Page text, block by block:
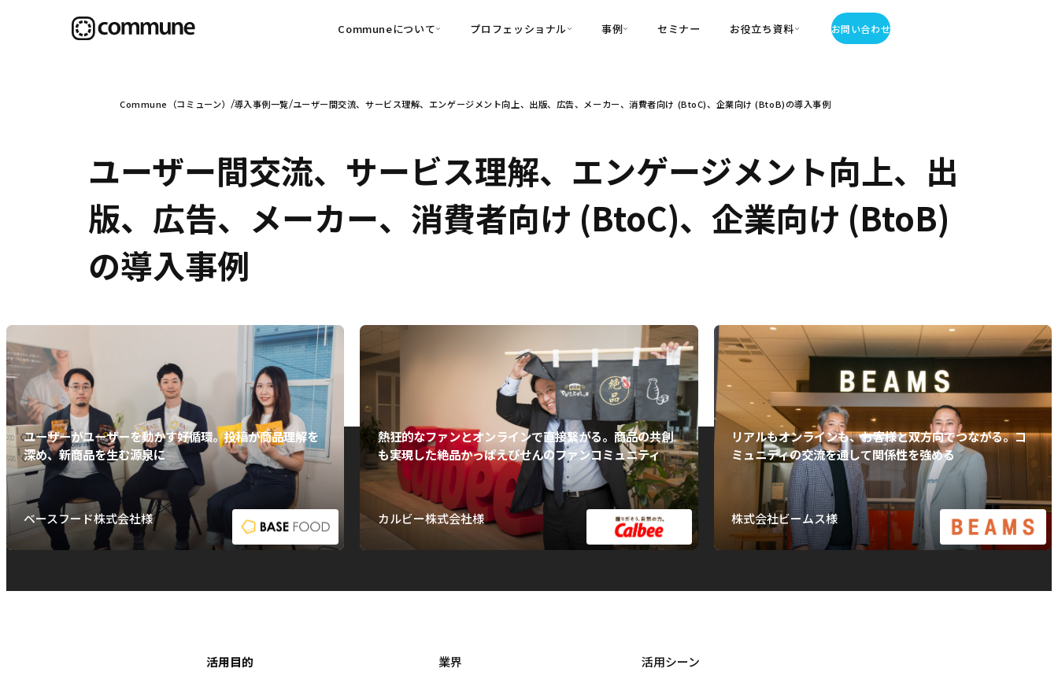
Communeについて
可視化
育成
・Commune Voice ・Commune Navigator
信頼を醸成する信頼起点経営基盤
・Commune CRM（旧：
SuccessHub）
プロフェッショナル
・Customer-Led Growth
事例
導入事例
セミナー お役立ち資料
・お役立ち資料
お問い合わせ
Commune（コミューン） 導入事例一覧 ユーザー間交流、サービス理解、エンゲージメント向上、出版、広告、メーカー、消費者向け (BtoC)、企業向け (BtoB)の導入事例
ユーザー間交流、サービス理解、エンゲージメント向上、出
版、広告、メーカー、消費者向け (BtoC)、企業向け (BtoB)
の導入事例
ユーザーがユーザーを動かす好循環。投稿が商品理解を
深め、新商品を生む源泉に
ベースフード株式会社様
熱狂的なファンとオンラインで直接繋がる。商品の共創
も実現した絶品かっぱえびせんのファンコミュニティ
カルビー株式会社様
リアルもオンラインも、お客様と双方向でつながる。コ
ミュニティの交流を通して関係性を強める
株式会社ビームス様
活用目的 業界 活用シーン